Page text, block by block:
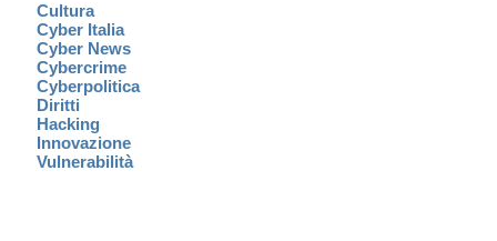
Cultura
Cyber Italia
Cyber News
Cybercrime
Cyberpolitica
Diritti
Hacking
Innovazione
Vulnerabilità